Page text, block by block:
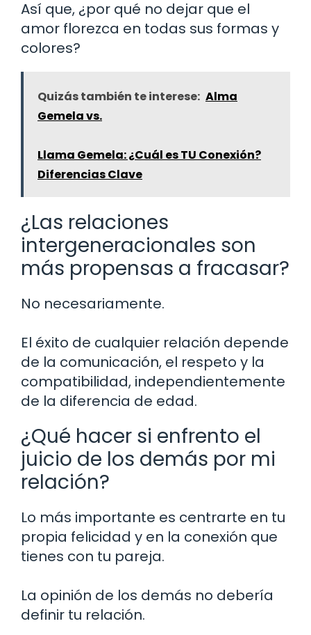
Así que, ¿por qué no dejar que el
amor florezca en todas sus formas y
colores?
Quizás también te interese: Alma
Gemela vs.
Llama Gemela: ¿Cuál es TU Conexión?
Diferencias Clave
¿Las relaciones
intergeneracionales son
más propensas a fracasar?
No necesariamente.
El éxito de cualquier relación depende
de la comunicación, el respeto y la
compatibilidad, independientemente
de la diferencia de edad.
¿Qué hacer si enfrento el
juicio de los demás por mi
relación?
Lo más importante es centrarte en tu
propia felicidad y en la conexión que
tienes con tu pareja.
La opinión de los demás no debería
definir tu relación.